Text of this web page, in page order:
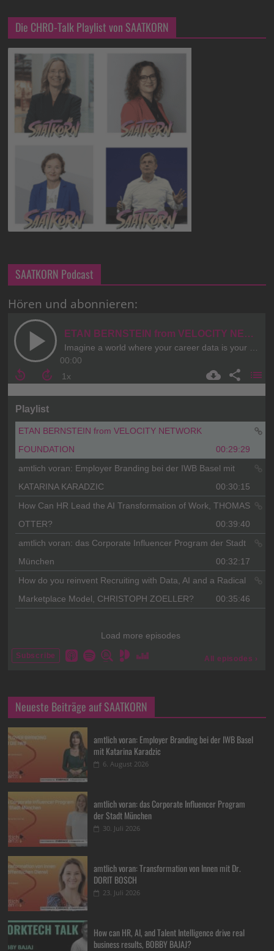
Die CHRO-Talk Playlist von SAATKORN
SAATKORN Podcast
Hören und abonnieren:
Neueste Beiträge auf SAATKORN
amtlich voran: Employer Branding bei der IWB Basel
mit Katarina Karadzic
6. August 2026
amtlich voran: das Corporate Influencer Program
der Stadt München
30. Juli 2026
amtlich voran: Transformation von Innen mit Dr.
DORIT BOSCH
23. Juli 2026
How can HR, AI, and Talent Intelligence drive real
business results, BOBBY BAJAJ?